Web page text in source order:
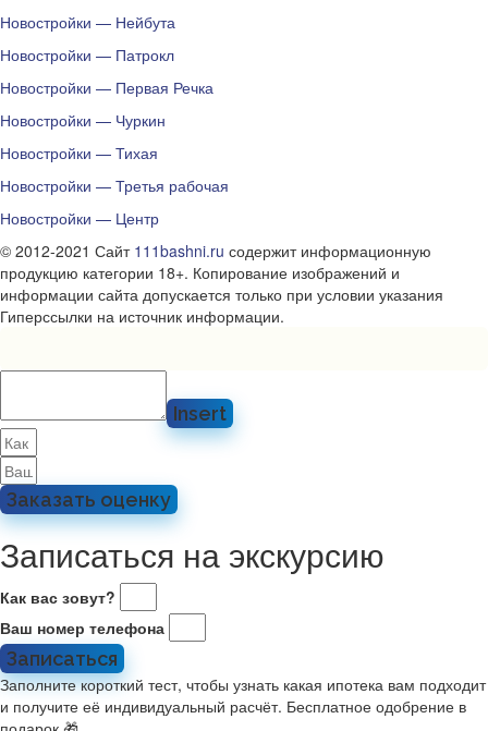
Новостройки — Нейбута
Новостройки — Патрокл
Новостройки — Первая Речка
Новостройки — Чуркин
Новостройки — Тихая
Новостройки — Третья рабочая
Новостройки — Центр
© 2012-2021 Сайт 111bashni.ru содержит информационную
продукцию категории 18+. Копирование изображений и
информации сайта допускается только при условии указания
Гиперссылки на источник информации.
Insert
Заказать оценку
Записаться на экскурсию
Как вас зовут?
Ваш номер телефона
Записаться
Заполните короткий тест, чтобы узнать какая ипотека вам подходит
и получите её индивидуальный расчёт. Бесплатное одобрение в